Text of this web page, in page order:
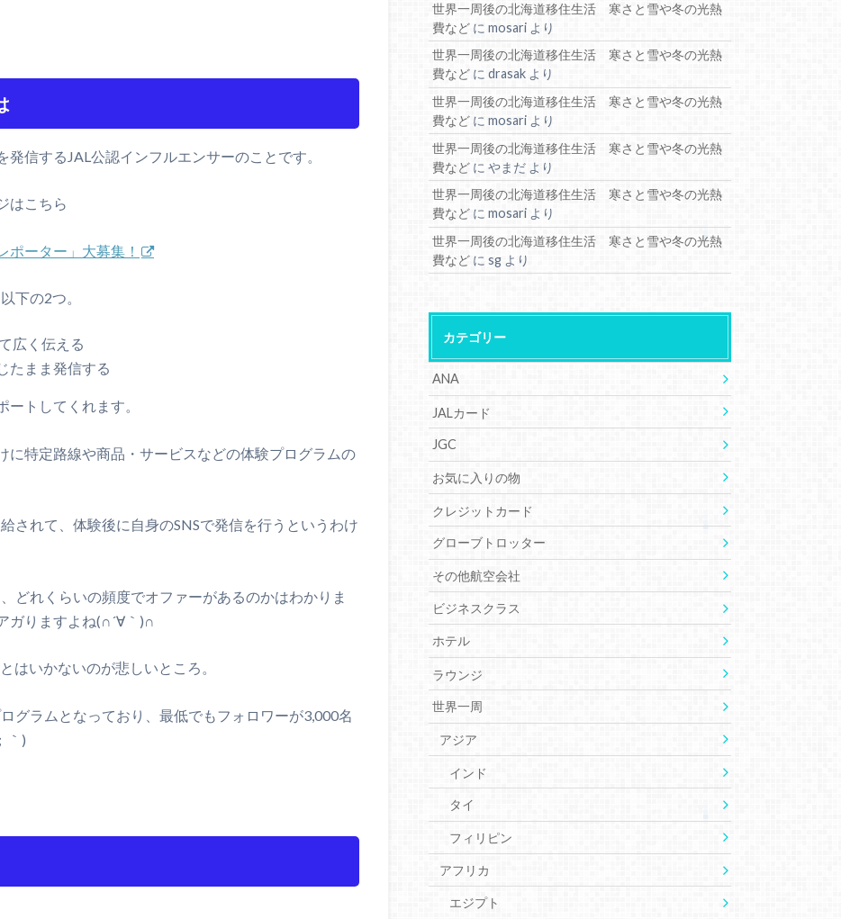
信するJAL公認インフルエンサーのことです。
はこちら
ポーター」大募集！
下の2つ。
広く伝える
たまま発信する
トしてくれます。
に特定路線や商品・サービスなどの体験プログラムの
されて、体験後に自身のSNSで発信を行うというわけ
どれくらいの頻度でオファーがあるのかはわかりま
ガりますよね(∩´∀｀)∩
はいかないのが悲しいところ。
グラムとなっており、最低でもフォロワーが3,000名
｀)
世界一周後の北海道移住生活 寒さと雪や冬の光熱
費など にmosari より
世界一周後の北海道移住生活 寒さと雪や冬の光熱
費など にdrasak より
世界一周後の北海道移住生活 寒さと雪や冬の光熱
費など にmosari より
世界一周後の北海道移住生活 寒さと雪や冬の光熱
費など にやまだ より
世界一周後の北海道移住生活 寒さと雪や冬の光熱
費など にmosari より
世界一周後の北海道移住生活 寒さと雪や冬の光熱
費など にsg より
カテゴリー
ANA
JALカード
JGC
お気に入りの物
クレジットカード
グローブトロッター
その他航空会社
ビジネスクラス
ホテル
ラウンジ
世界一周
アジア
インド
タイ
フィリピン
アフリカ
エジプト